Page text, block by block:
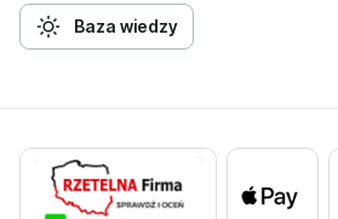
Baza wiedzy